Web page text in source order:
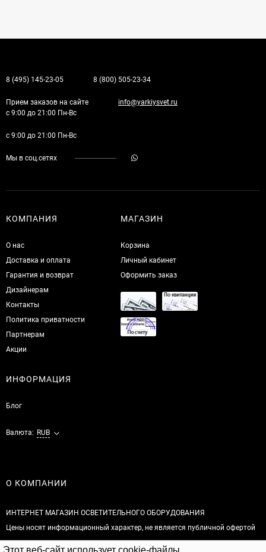
Этот веб-сайт использует cookie-файлы.
8 (495) 145-23-05 8 (800) 505-23-34
Прием заказов на сайте
с 9:00 до 21:00 Пн-Вс
info@yarkiysvet.ru
с 9:00 до 21:00 Пн-Вс
Мы в соц.сетях
КОМПАНИЯ
О нас
Доставка и оплата
Гарантия и возврат
Дизайнерам
Контакты
Политика приватности
Партнерам
Акции
МАГАЗИН
Корзина
Личный кабинет
Оформить заказ
ИНФОРМАЦИЯ
Блог
Валюта: RUB
О КОМПАНИИ
ИНТЕРНЕТ МАГАЗИН ОСВЕТИТЕЛЬНОГО ОБОРУДОВАНИЯ
Цены носят информационный характер, не является публичной офертой